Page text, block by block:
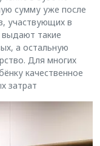
сумму уже после
участвующих в
такие
а остальную
Для многих
качественное
затрат